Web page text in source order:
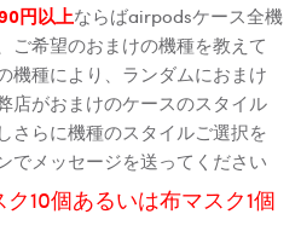
円以上ならばairpodsケース全機
ご希望のおまけの機種を教えて
機種により、ランダムにおまけ
店がおまけのケースのスタイル
さらに機種のスタイルご選択を
でメッセージを送ってください
10個あるいは布マスク1個